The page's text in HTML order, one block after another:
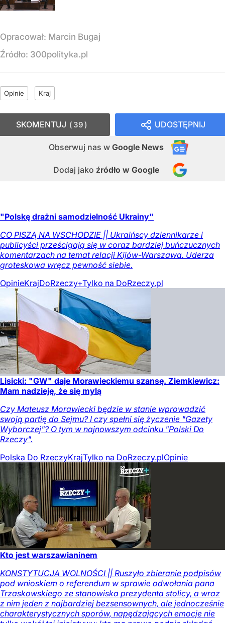
Opracował: Marcin Bugaj
Źródło: 300polityka.pl
Opinie Kraj
UDOSTĘPNIJ
Obserwuj nas w Google News
Dodaj jako źródło w Google
SKOMENTUJ 39
"Polskę drażni samodzielność Ukrainy"
CO PISZĄ NA WSCHODZIE || Ukraińscy dziennikarze i
publicyści prześcigają się w coraz bardziej buńczucznych
komentarzach na temat relacji Kijów-Warszawa. Uderza
groteskowa wręcz pewność siebie.
OpinieKrajDoRzeczy+Tylko na DoRzeczy.pl
Lisicki: "GW" daje Morawieckiemu szansę. Ziemkiewicz:
Mam nadzieję, że się mylą
Czy Mateusz Morawiecki będzie w stanie wprowadzić
swoją partię do Sejmu? I czy spełni się życzenie "Gazety
Wyborczej"? O tym w najnowszym odcinku "Polski Do
Rzeczy".
Polska Do RzeczyKrajTylko na DoRzeczy.plOpinie
Kto jest warszawianinem
KONSTYTUCJA WOLNOŚCI || Ruszyło zbieranie podpisów
pod wnioskiem o referendum w sprawie odwołania pana
Trzaskowskiego ze stanowiska prezydenta stolicy, a wraz
z nim jeden z najbardziej bezsensownych, ale jednocześnie
charakterystycznych sporów, napędzających emocje nie